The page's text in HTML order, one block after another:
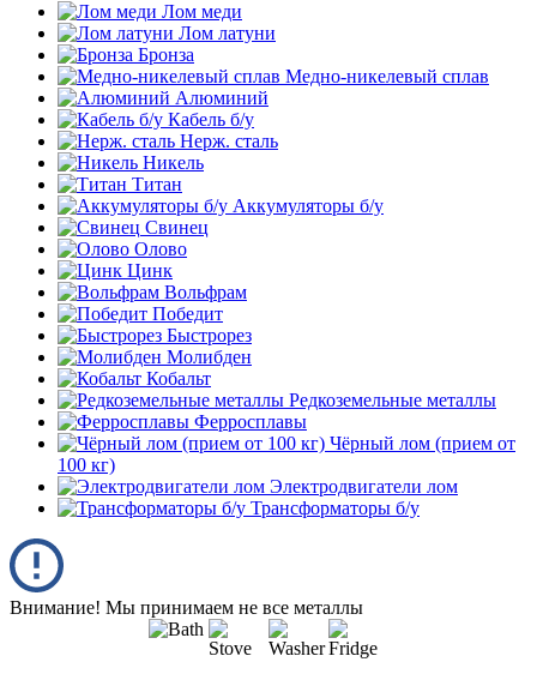
Лом меди
Лом латуни
Бронза
Медно-никелевый сплав
Алюминий
Кабель б/у
Нерж. сталь
Никель
Титан
Аккумуляторы б/у
Свинец
Олово
Цинк
Вольфрам
Победит
Быстрорез
Молибден
Кобальт
Редкоземельные металлы
Ферросплавы
Чёрный лом (прием от
100 кг)
Электродвигатели лом
Трансформаторы б/у
Внимание! Мы принимаем не все металлы